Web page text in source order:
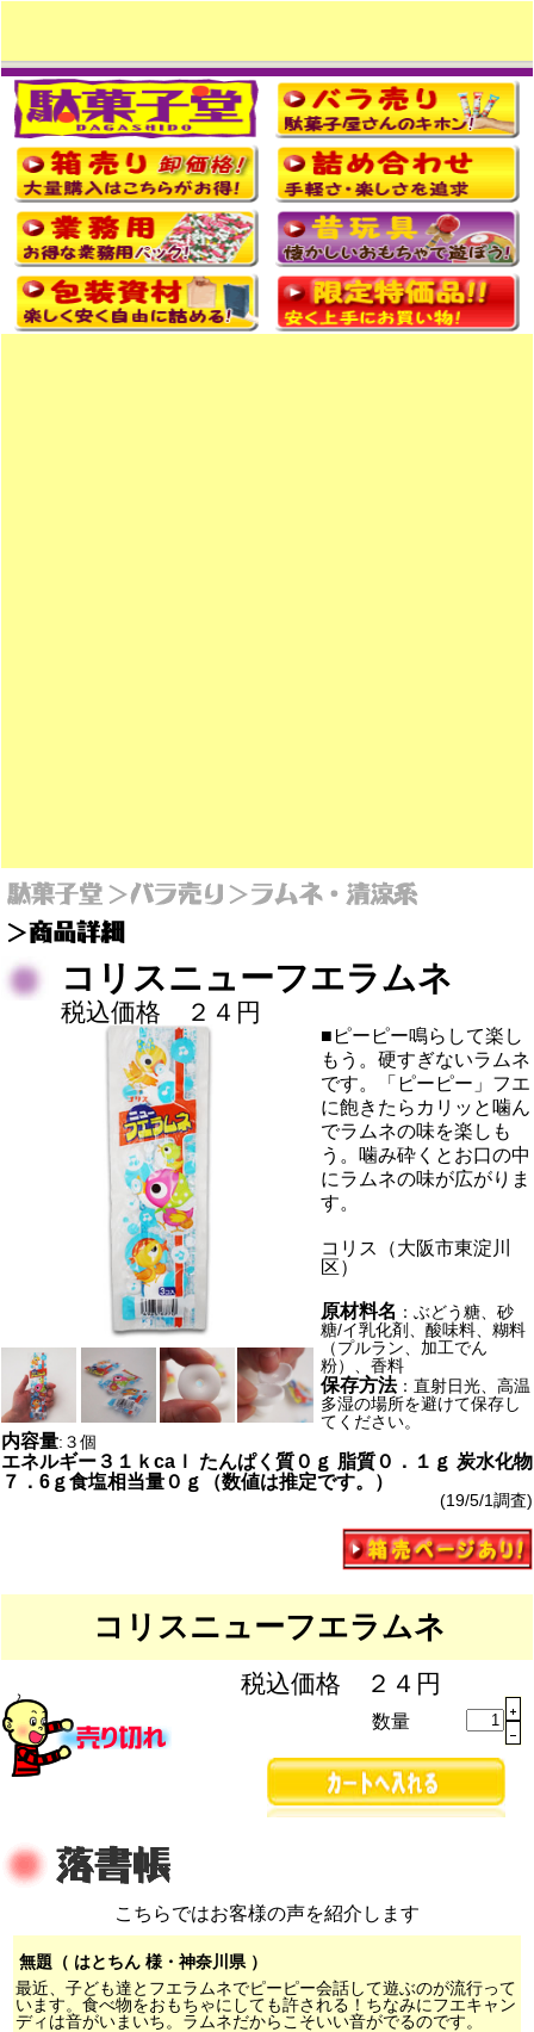
コリスニューフエラムネ
税込価格 ２４円
■ピーピー鳴らして楽し
もう。硬すぎないラムネ
です。「ピーピー」フエ
に飽きたらカリッと噛ん
でラムネの味を楽しも
う。噛み砕くとお口の中
にラムネの味が広がりま
す。
コリス（大阪市東淀川
区）
原材料名 ：ぶどう糖、砂
糖/イ乳化剤、酸味料、糊料
（プルラン、加工でん
粉）、香料
保存方法：直射日光、高温
多湿の場所を避けて保存し
てください。
内容量:３個
エネルギー３１ｋcaｌ たんぱく質０ｇ 脂質０．１ｇ 炭水化物
７．6ｇ食塩相当量０ｇ（数値は推定です。）
(19/5/1調査)
コリスニューフエラムネ
税込価格 ２４円
数量
こちらではお客様の声を紹介します
無題（ はとちん 様・神奈川県 ）
最近、子ども達とフエラムネでピーピー会話して遊ぶのが流行って
います。食べ物をおもちゃにしても許される！ちなみにフエキャン
ディは音がいまいち。ラムネだからこそいい音がでるのです。